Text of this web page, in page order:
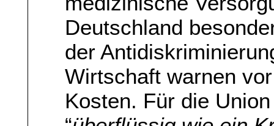
Deutschland
der
Wirtschaft warnen
Kosten. Für die